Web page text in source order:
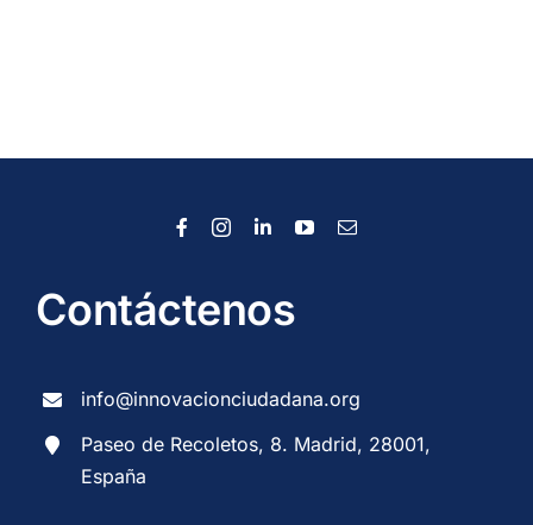
Contáctenos
info@innovacionciudadana.org
Paseo de Recoletos, 8. Madrid, 28001,
España